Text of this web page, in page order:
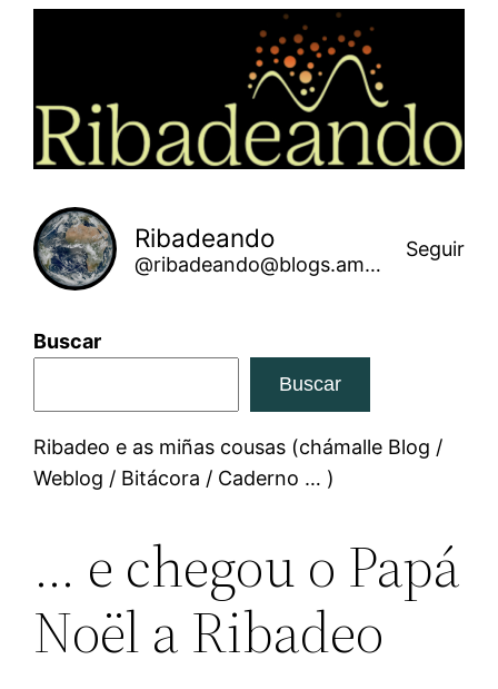
Ribadeando
@ribadeando@blogs.amarinha.gal
Seguir
Buscar
Buscar
Ribadeo e as miñas cousas (chámalle Blog /
Weblog / Bitácora / Caderno … )
… e chegou o Papá
Noël a Ribadeo